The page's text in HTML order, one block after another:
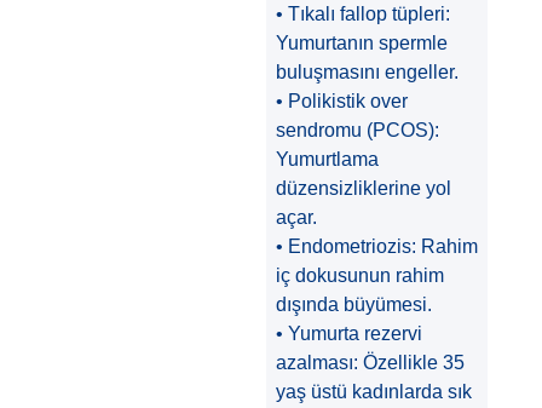
• Tıkalı fallop tüpleri:
Yumurtanın spermle
buluşmasını engeller.
• Polikistik over
sendromu (PCOS):
Yumurtlama
düzensizliklerine yol
açar.
• Endometriozis: Rahim
iç dokusunun rahim
dışında büyümesi.
• Yumurta rezervi
azalması: Özellikle 35
yaş üstü kadınlarda sık